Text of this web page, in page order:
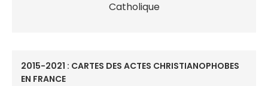
2015-2021 : CARTES DES ACTES CHRISTIANOPHOBES
EN FRANCE